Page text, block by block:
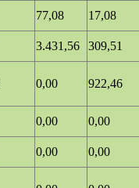
77,08
17,08
3.431,56
309,51
0,00 922,46
0,00
0,00
0,00
0,00